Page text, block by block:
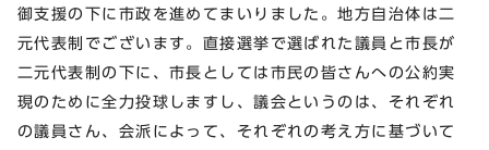
御支援の下に市政を進めてまいりました。地方自治体は二
元代表制でございます。直接選挙で選ばれた議員と市長が
二元代表制の下に、市長としては市民の皆さんへの公約実
現のために全力投球しますし、議会というのは、それぞれ
の議員さん、会派によって、それぞれの考え方に基づいて